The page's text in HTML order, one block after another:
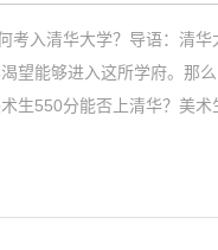
入清华大学？导语：清
望能够进入这所学府。那
生550分能否上清华？美术